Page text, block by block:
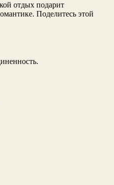
отдых подарит
Поделитесь этой